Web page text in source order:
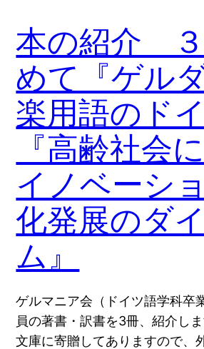
本の紹介 ３
めて『ゲル
楽用語のドイ
『高齢社会
イノベーシ
化発展のダ
ム』
ゲルマニア会（ドイツ語学科卒
員の著書・訳書を3冊、紹介し
文庫に寄贈してありますので、